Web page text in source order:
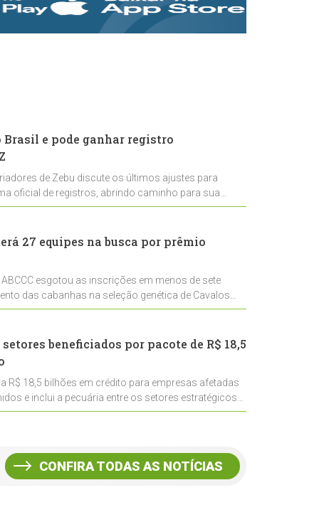
rastreabilidade e
rigor técnico para
Brasil e pode ganhar registro
de Zebu discute os últimos ajustes para
oficial de registros, abrindo caminho para sua
27 equipes na busca por prêmio
esgotou as inscrições em menos de sete
das cabanhas na seleção genética de Cavalos
beneficiados por pacote de R$ 18,5
R$ 18,5 bilhões em crédito para empresas afetadas
e inclui a pecuária entre os setores estratégicos
CONFIRA TODAS AS NOTÍCIAS